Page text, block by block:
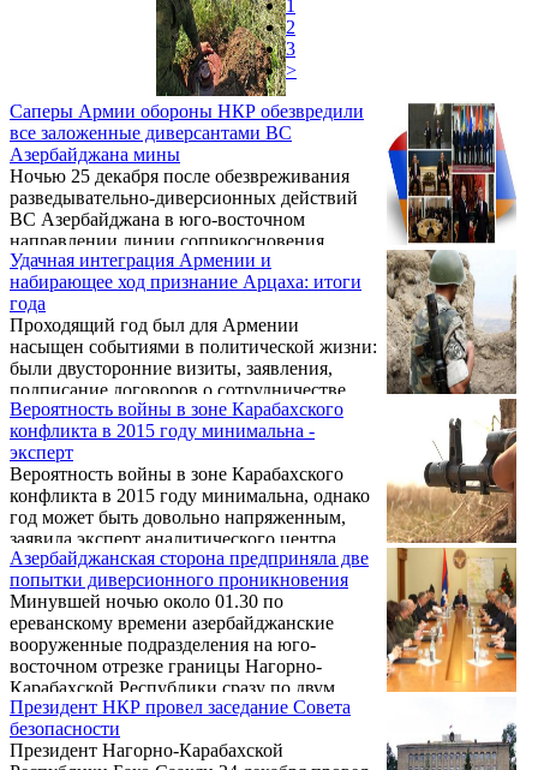
Саперы Армии обороны НКР обезвредили
все заложенные диверсантами ВС
Азербайджана мины
Ночью 25 декабря после обезвреживания
разведывательно-диверсионных действий
ВС Азербайджана в юго-восточном
направлении линии соприкосновения
карабахских и азербайджанских сил перед
передовыми подразделениями Армии
обороны Нагорно-Карабахской Республики
была поставлена задача обследовать всю
передовую. Об этом сообщает пресс-служба
Минобороны НКР.
Удачная интеграция Армении и
набирающее ход признание Арцаха: итоги
года
Проходящий год был для Армении
насыщен событиями в политической жизни:
были двусторонние визиты, заявления,
подписание договоров о сотрудничестве.
«Арменпресс» выделил наиболее важные
события в области внешней политики.
Вероятность войны в зоне Карабахского
конфликта в 2015 году минимальна -
эксперт
Вероятность войны в зоне Карабахского
конфликта в 2015 году минимальна, однако
год может быть довольно напряженным,
заявила эксперт аналитического центра
прикладной политики и исследований
«Айацк» Эрмине Мхитарян.
Азербайджанская сторона предприняла две
попытки диверсионного проникновения
Минувшей ночью около 01.30 по
ереванскому времени азербайджанские
вооруженные подразделения на юго-
восточном отрезке границы Нагорно-
Карабахской Республики сразу по двум
направлениям предприняли попытки
разведывательно-диверсионного
проникновения.
Президент НКР провел заседание Совета
безопасности
Президент Нагорно-Карабахской
1
2
3
>